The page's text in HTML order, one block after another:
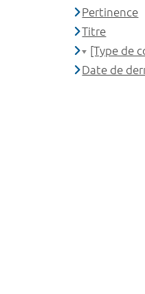
Pertinence
Titre
[Type de
Date de